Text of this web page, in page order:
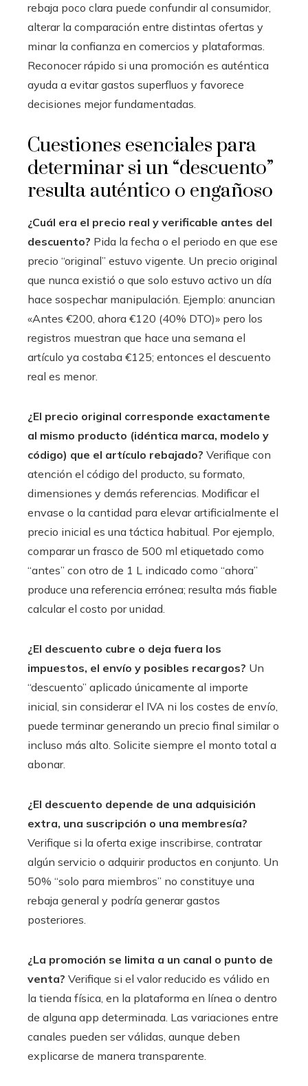
rebaja poco clara puede confundir al consumidor,
alterar la comparación entre distintas ofertas y
minar la confianza en comercios y plataformas.
Reconocer rápido si una promoción es auténtica
ayuda a evitar gastos superfluos y favorece
decisiones mejor fundamentadas.
Cuestiones esenciales para
determinar si un “descuento”
resulta auténtico o engañoso
¿Cuál era el precio real y verificable antes del
descuento? Pida la fecha o el periodo en que ese
precio “original” estuvo vigente. Un precio original
que nunca existió o que solo estuvo activo un día
hace sospechar manipulación. Ejemplo: anuncian
«Antes €200, ahora €120 (40% DTO)» pero los
registros muestran que hace una semana el
artículo ya costaba €125; entonces el descuento
real es menor.
¿El precio original corresponde exactamente
al mismo producto (idéntica marca, modelo y
código) que el artículo rebajado? Verifique con
atención el código del producto, su formato,
dimensiones y demás referencias. Modificar el
envase o la cantidad para elevar artificialmente el
precio inicial es una táctica habitual. Por ejemplo,
comparar un frasco de 500 ml etiquetado como
“antes” con otro de 1 L indicado como “ahora”
produce una referencia errónea; resulta más fiable
calcular el costo por unidad.
¿El descuento cubre o deja fuera los
impuestos, el envío y posibles recargos? Un
“descuento” aplicado únicamente al importe
inicial, sin considerar el IVA ni los costes de envío,
puede terminar generando un precio final similar o
incluso más alto. Solicite siempre el monto total a
abonar.
¿El descuento depende de una adquisición
extra, una suscripción o una membresía?
Verifique si la oferta exige inscribirse, contratar
algún servicio o adquirir productos en conjunto. Un
50% “solo para miembros” no constituye una
rebaja general y podría generar gastos
posteriores.
¿La promoción se limita a un canal o punto de
venta? Verifique si el valor reducido es válido en
la tienda física, en la plataforma en línea o dentro
de alguna app determinada. Las variaciones entre
canales pueden ser válidas, aunque deben
explicarse de manera transparente.